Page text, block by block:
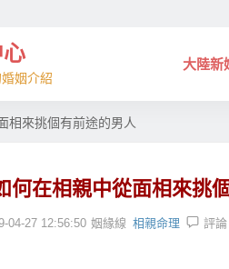
姻介紹
大陸新
相來挑個有前途的男人
何在相親中從面相來挑
04-27 12:56:50 姻緣線 相親命理 評論